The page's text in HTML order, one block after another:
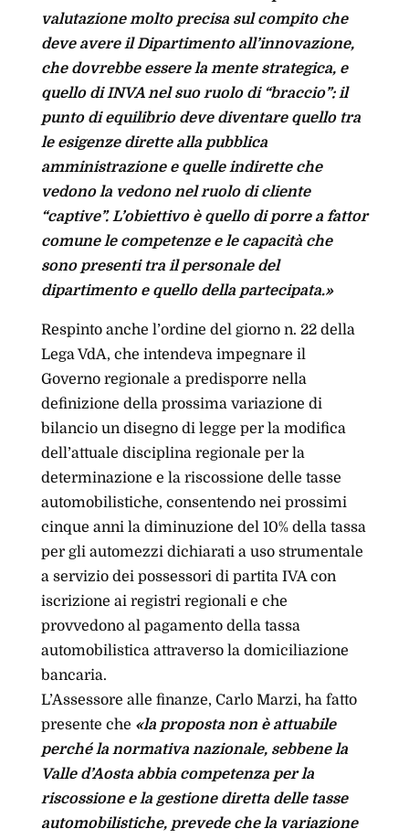
valutazione molto precisa sul compito che
deve avere il Dipartimento all’innovazione,
che dovrebbe essere la mente strategica, e
quello di INVA nel suo ruolo di “braccio”: il
punto di equilibrio deve diventare quello tra
le esigenze dirette alla pubblica
amministrazione e quelle indirette che
vedono la vedono nel ruolo di cliente
“captive”. L’obiettivo è quello di porre a fattor
comune le competenze e le capacità che
sono presenti tra il personale del
dipartimento e quello della partecipata.»
Respinto anche l’ordine del giorno n. 22 della
Lega VdA, che intendeva impegnare il
Governo regionale a predisporre nella
definizione della prossima variazione di
bilancio un disegno di legge per la modifica
dell’attuale disciplina regionale per la
determinazione e la riscossione delle tasse
automobilistiche, consentendo nei prossimi
cinque anni la diminuzione del 10% della tassa
per gli automezzi dichiarati a uso strumentale
a servizio dei possessori di partita IVA con
iscrizione ai registri regionali e che
provvedono al pagamento della tassa
automobilistica attraverso la domiciliazione
bancaria.
L’Assessore alle finanze, Carlo Marzi, ha fatto
presente che «la proposta non è attuabile
perché la normativa nazionale, sebbene la
Valle d’Aosta abbia competenza per la
riscossione e la gestione diretta delle tasse
automobilistiche, prevede che la variazione